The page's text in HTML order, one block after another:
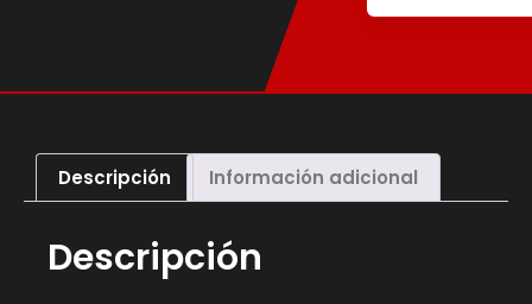
Descripción Información adicional
Descripción